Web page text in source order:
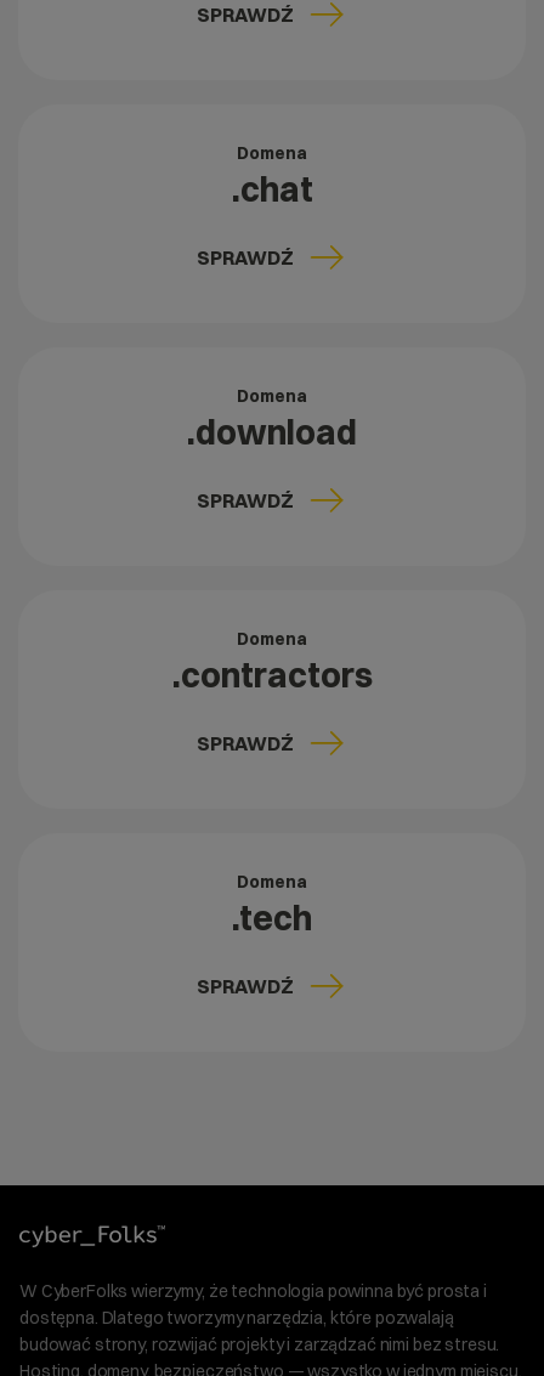
SPRAWDŹ
Domena
.chat
SPRAWDŹ
Domena
.download
SPRAWDŹ
Domena
.contractors
SPRAWDŹ
Domena
.tech
SPRAWDŹ
W CyberFolks wierzymy, że technologia powinna być prosta i
dostępna. Dlatego tworzymy narzędzia, które pozwalają
budować strony, rozwijać projekty i zarządzać nimi bez stresu.
Hosting, domeny, bezpieczeństwo — wszystko w jednym miejscu.